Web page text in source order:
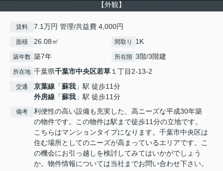
【外観】
賃料 7.1万円 管理/共益費 4,000円
面積 26.08㎡ 間取り 1K
築年数 築7年 所在階 3階/3階建
所在地 千葉県千葉市中央区若草１丁目2-13-2
交通 京葉線 「蘇我 」駅 徒歩11分
外房線 「蘇我 」駅 徒歩11分
備考
利便性の高い設備も充実した、高ニーズな平成30年築
の物件です。この物件は駅まで徒歩11分の立地です。
こちらはマンションタイプになります。千葉市中央区は
住む場所としてのニーズが高まっているエリアです。こ
の機会にお引っ越しを検討してみてはいかがでしょう
か。物件情報については当社までお問い合わせ下さい。